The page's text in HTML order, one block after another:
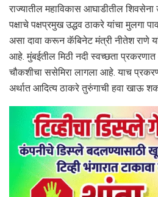
राज्यातील महाविकास आघाडीतील शिवसेना
पक्षाचे पक्षप्रमुख उद्धव ठाकरे यांचा मुलगा
असा दावा करून कॅबिनेट मंत्री नीतेश राणे
आहे. मुंबईतील मिठी नदी स्वच्छता प्रकरणात
चौकशीचा ससेमिरा लागला आहे. याच
अर्थात आदित्य ठाकरे तुरुंगाची हवा खाऊ